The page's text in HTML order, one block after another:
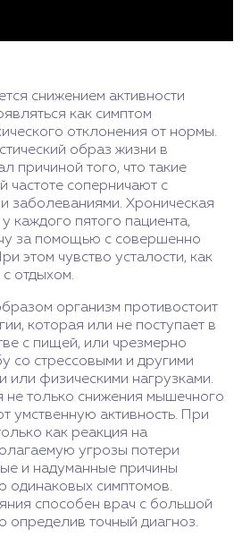
снижением активности
как симптом
отклонения от нормы.
образ жизни в
причиной того, что такие
частоте соперничают с
заболеваниями. Хроническая
каждого пятого пациента,
за помощью с совершенно
этом чувство усталости, как
отдыхом.
организм противостоит
которая или не поступает в
с пищей, или чрезмерно
со стрессовыми и другими
или физическими нагрузками.
не только снижения мышечного
умственную активность. При
как реакция на
угрозы потери
и надуманные причины
одинаковых симптомов.
способен врач с большой
определив точный диагноз.